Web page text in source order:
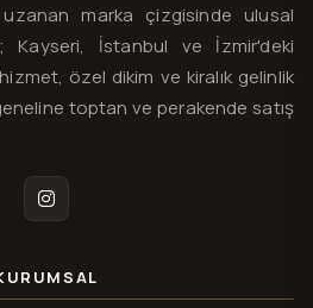
marka çizgisinde ulusal
Kayseri, İstanbul ve İzmir'deki
özel dikim ve kiralık gelinlik
toptan ve perakende satış
Instagram